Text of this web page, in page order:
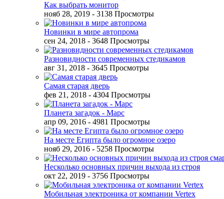
Как выбрать монитор
нояб 28, 2019 - 3138 Просмотры
Новинки в мире автопрома
сен 24, 2018 - 3648 Просмотры
Разновидности современных стедикамов
авг 31, 2018 - 3645 Просмотры
Самая старая дверь
фев 21, 2018 - 4304 Просмотры
Планета загадок - Марс
апр 09, 2016 - 4981 Просмотры
На месте Египта было огромное озеро
нояб 29, 2016 - 5258 Просмотры
Несколько основных причин выхода из строя
окт 22, 2019 - 3756 Просмотры
Мобильная электроника от компании Vertex